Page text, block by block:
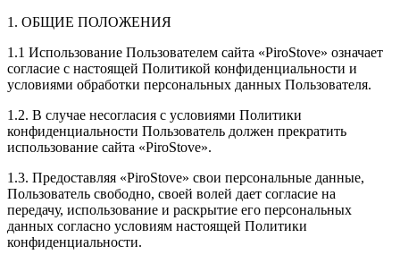
1. ОБЩИЕ ПОЛОЖЕНИЯ
1.1 Использование Пользователем сайта «PiroStove» означает
согласие с настоящей Политикой конфиденциальности и
условиями обработки персональных данных Пользователя.
1.2. В случае несогласия с условиями Политики
конфиденциальности Пользователь должен прекратить
использование сайта «PiroStove».
1.3. Предоставляя «PiroStove» свои персональные данные,
Пользователь свободно, своей волей дает согласие на
передачу, использование и раскрытие его персональных
данных согласно условиям настоящей Политики
конфиденциальности.